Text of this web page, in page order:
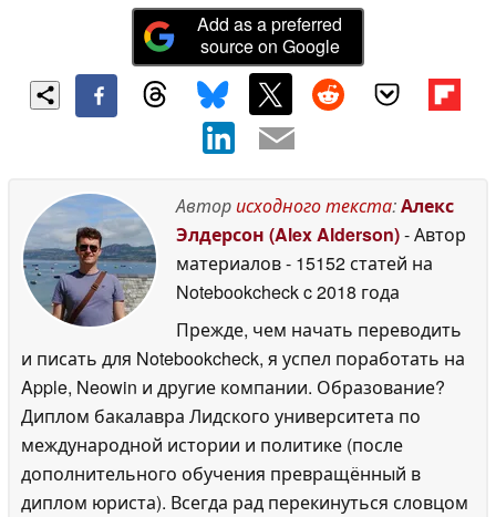
Add as a preferred
source on Google
Авторисходного текста:Алекс
Элдерсон (Alex Alderson)- Автор
материалов- 15152 статей на
Notebookcheckc 2018 года
Прежде, чем начать переводить
и писать для Notebookcheck, я успел поработать на
Apple, Neowin и другие компании. Образование?
Диплом бакалавра Лидского университета по
международной истории и политике (после
дополнительного обучения превращённый в
диплом юриста). Всегда рад перекинуться словцом